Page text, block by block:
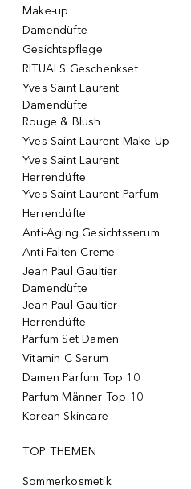
Make-up
Damendüfte
Gesichtspflege
RITUALS Geschenkset
Yves Saint Laurent
Damendüfte
Rouge & Blush
Yves Saint Laurent Make-Up
Yves Saint Laurent
Herrendüfte
Yves Saint Laurent Parfum
Herrendüfte
Anti-Aging Gesichtsserum
Anti-Falten Creme
Jean Paul Gaultier
Damendüfte
Jean Paul Gaultier
Herrendüfte
Parfum Set Damen
Vitamin C Serum
Damen Parfum Top 10
Parfum Männer Top 10
Korean Skincare
TOP THEMEN
Sommerkosmetik